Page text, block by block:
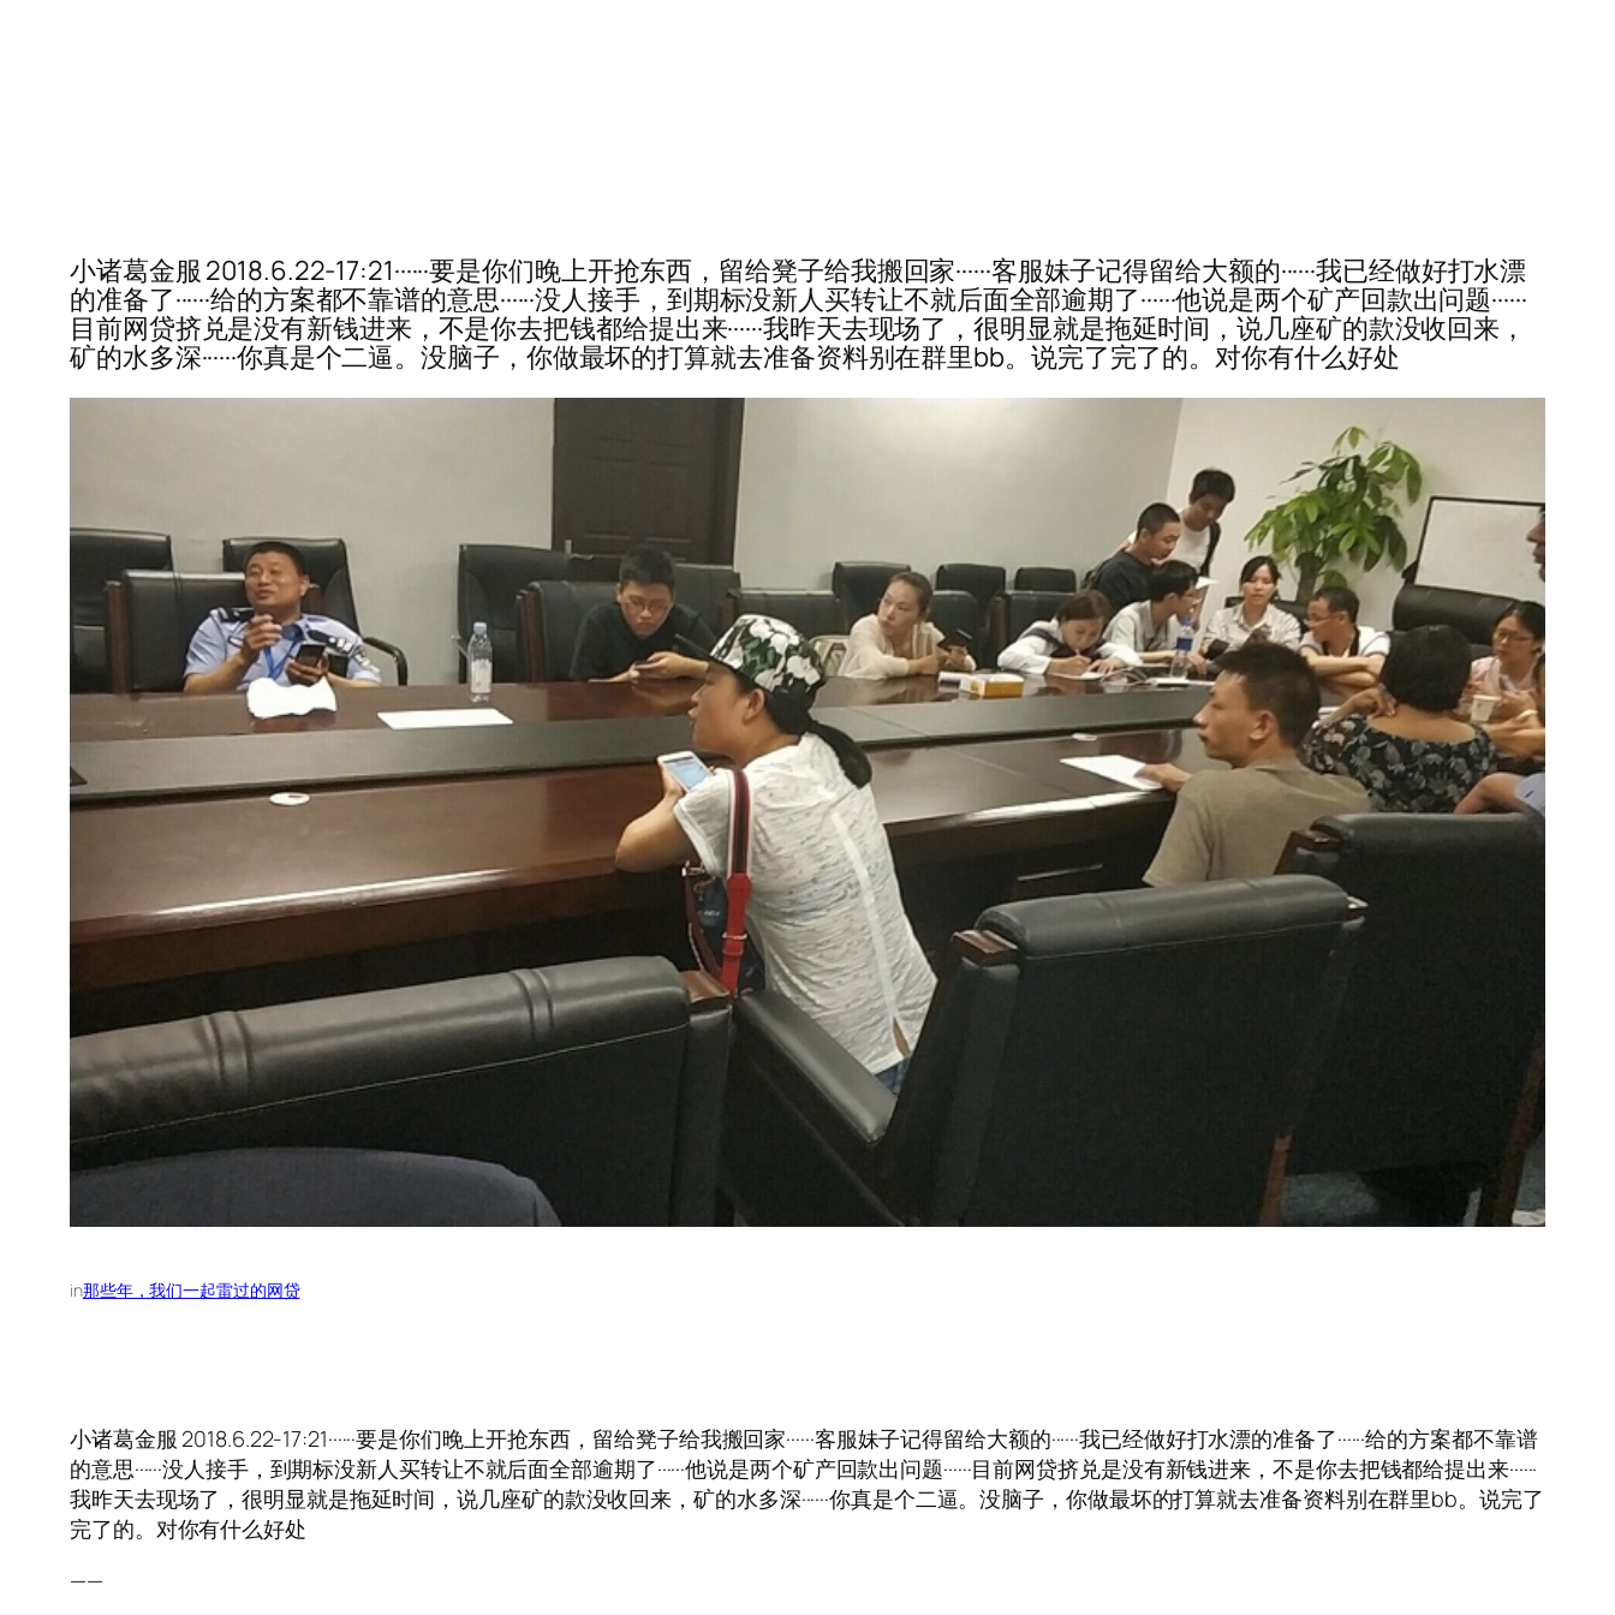
小诸葛金服 2018.6.22-17:21······要是你们晚上开抢东西，留给凳子给我搬回家······客服妹子记得留给大额的······我已经做好打水漂
的准备了······给的方案都不靠谱的意思······没人接手，到期标没新人买转让不就后面全部逾期了······他说是两个矿产回款出问题······
目前网贷挤兑是没有新钱进来，不是你去把钱都给提出来······我昨天去现场了，很明显就是拖延时间，说几座矿的款没收回来，
矿的水多深······你真是个二逼。没脑子，你做最坏的打算就去准备资料别在群里bb。说完了完了的。对你有什么好处
in那些年，我们一起雷过的网贷
小诸葛金服 2018.6.22-17:21······要是你们晚上开抢东西，留给凳子给我搬回家······客服妹子记得留给大额的······我已经做好打水漂的准备了······给的方案都不靠谱
的意思······没人接手，到期标没新人买转让不就后面全部逾期了······他说是两个矿产回款出问题······目前网贷挤兑是没有新钱进来，不是你去把钱都给提出来······
我昨天去现场了，很明显就是拖延时间，说几座矿的款没收回来，矿的水多深······你真是个二逼。没脑子，你做最坏的打算就去准备资料别在群里bb。说完了
完了的。对你有什么好处
——